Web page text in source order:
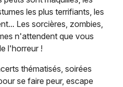
les plus terrifiants, les
Les sorcières, zombies,
n'attendent que vous
l'horreur !
thématisés, soirées
se faire peur, escape